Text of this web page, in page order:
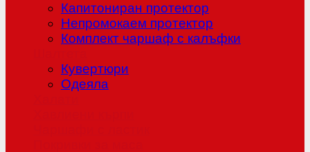
Капитониран протектор
Непромокаем протектор
Комплект чаршаф с калъфки
Кувертюри
Одеяла